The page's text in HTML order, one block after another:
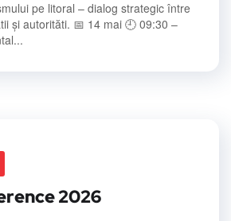
pe litoral – dialog strategic între
și autorităti. 📅 14 mai 🕘 09:30 –
2026